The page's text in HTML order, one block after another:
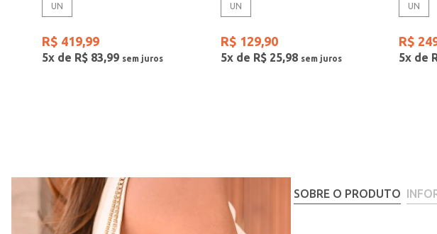
UN
R$ 419,99
5x de R$ 83,99
UN
R$ 129,90
5x de R$ 25,98
UN
R$
5x de
SOBRE O PRODUTO